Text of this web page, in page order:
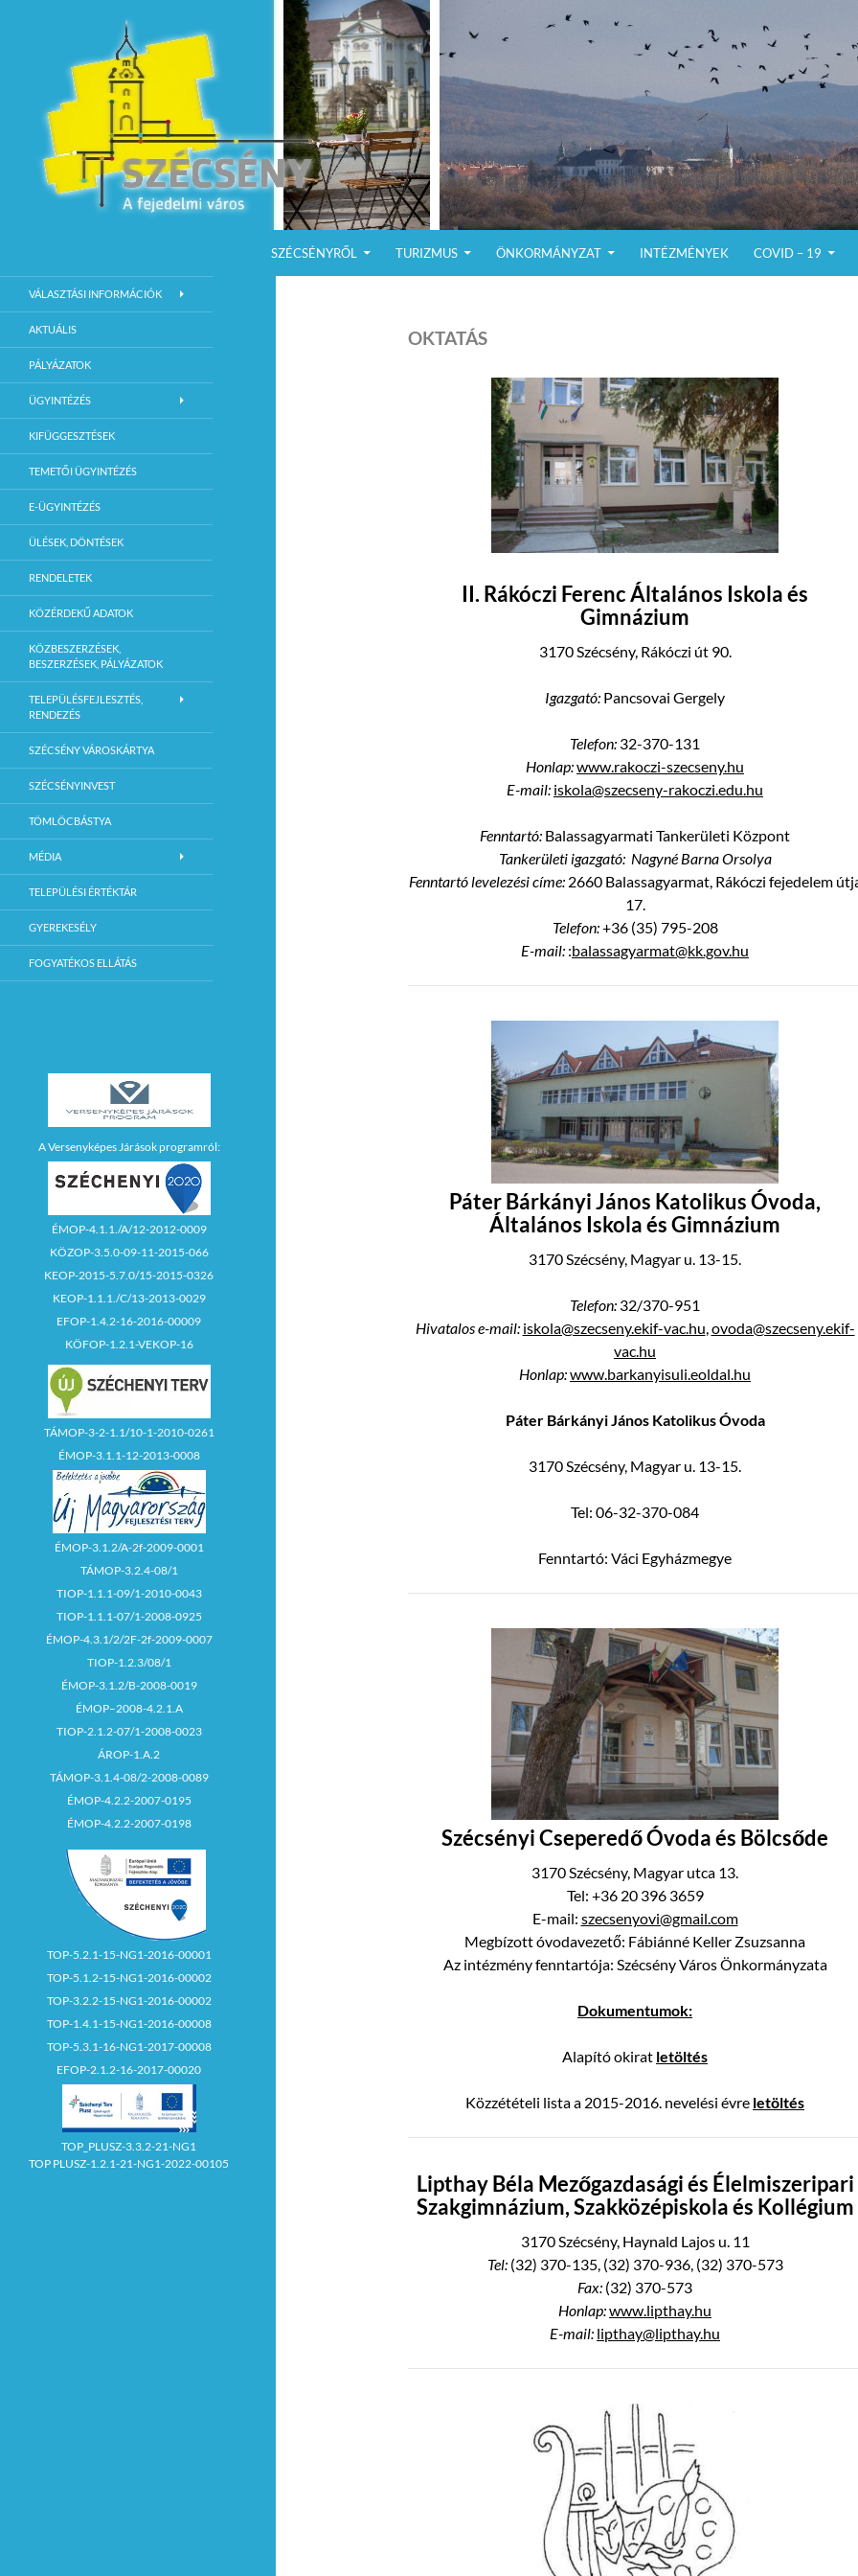
SZÉCSÉNYRŐL
TURIZMUS ÖNKORMÁNYZAT INTÉZMÉNYEK COVID – 19
OKTATÁS
II. Rákóczi Ferenc Általános Iskola és
Gimnázium
3170 Szécsény, Rákóczi út 90.
Igazgató: Pancsovai Gergely
Telefon: 32-370-131
Honlap:www.rakoczi-szecseny.hu
E-mail: iskola@szecseny-rakoczi.edu.hu
Fenntartó: Balassagyarmati Tankerületi Központ
Tankerületi igazgató: Nagyné Barna Orsolya
Fenntartó levelezési címe:2660 Balassagyarmat, Rákóczi fejedelem
17.
Telefon:+36 (35) 795-208
E-mail: :balassagyarmat@kk.gov.hu
Páter Bárkányi János Katolikus Óvoda,
Általános Iskola és Gimnázium
3170 Szécsény, Magyar u. 13-15.
Telefon: 32/370-951
Hivatalos e-mail: iskola@szecseny.ekif-vac.hu,ovoda@szecseny.ekif-
vac.hu
Honlap:www.barkanyisuli.eoldal.hu
Páter Bárkányi János Katolikus Óvoda
3170 Szécsény, Magyar u. 13-15.
Tel: 06-32-370-084
Fenntartó: Váci Egyházmegye
Szécsényi Cseperedő Óvoda és Bölcsőde
3170 Szécsény, Magyar utca 13.
Tel: +36 20 396 3659
E-mail: szecsenyovi@gmail.com
Megbízott óvodavezető: Fábiánné Keller Zsuzsanna
Az intézmény fenntartója: Szécsény Város Önkormányzata
Dokumentumok:
Alapító okirat letöltés
Közzétételi lista a 2015-2016. nevelési évre letöltés
Lipthay Béla Mezőgazdasági és Élelmiszeripari
Szakgimnázium, Szakközépiskola és Kollégium
3170 Szécsény, Haynald Lajos u. 11
Tel:(32) 370-135, (32) 370-936, (32) 370-573
Fax: (32) 370-573
Honlap:www.lipthay.hu
E-mail: lipthay@lipthay.hu
Szécsény Város Hivatalos Weboldala
VÁLASZTÁSI INFORMÁCIÓK
AKTUÁLIS
PÁLYÁZATOK
ÜGYINTÉZÉS
KIFÜGGESZTÉSEK
TEMETŐI ÜGYINTÉZÉS
E-ÜGYINTÉZÉS
ÜLÉSEK, DÖNTÉSEK
RENDELETEK
KÖZÉRDEKŰ ADATOK
KÖZBESZERZÉSEK,
BESZERZÉSEK, PÁLYÁZATOK
TELEPÜLÉSFEJLESZTÉS,
RENDEZÉS
SZÉCSÉNY VÁROSKÁRTYA
SZÉCSÉNYINVEST
TÖMLÖCBÁSTYA
MÉDIA
TELEPÜLÉSI ÉRTÉKTÁR
GYEREKESÉLY
FOGYATÉKOS ELLÁTÁS
A Versenyképes Járások programról:
ÉMOP-4.1.1./A/12-2012-0009
KÖZOP-3.5.0-09-11-2015-066
KEOP-2015-5.7.0/15-2015-0326
KEOP-1.1.1./C/13-2013-0029
EFOP-1.4.2-16-2016-00009
KÖFOP-1.2.1-VEKOP-16
TÁMOP-3-2-1.1/10-1-2010-0261
ÉMOP-3.1.1-12-2013-0008
ÉMOP-3.1.2/A-2f-2009-0001
TÁMOP-3.2.4-08/1
TIOP-1.1.1-09/1-2010-0043
TIOP-1.1.1-07/1-2008-0925
ÉMOP-4.3.1/2/2F-2f-2009-0007
TIOP-1.2.3/08/1
ÉMOP-3.1.2/B-2008-0019
ÉMOP–2008-4.2.1.A
TIOP-2.1.2-07/1-2008-0023
ÁROP-1.A.2
TÁMOP-3.1.4-08/2-2008-0089
ÉMOP-4.2.2-2007-0195
ÉMOP-4.2.2-2007-0198
TOP-5.2.1-15-NG1-2016-00001
TOP-5.1.2-15-NG1-2016-00002
TOP-3.2.2-15-NG1-2016-00002
TOP-1.4.1-15-NG1-2016-00008
TOP-5.3.1-16-NG1-2017-00008
EFOP-2.1.2-16-2017-00020
TOP_PLUSZ-3.3.2-21-NG1
TOP PLUSZ-1.2.1-21-NG1-2022-00105